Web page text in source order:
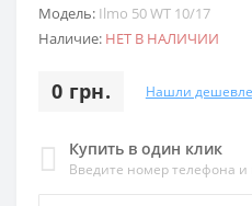
Модель: Ilmo 50 WT 10/17
Наличие: НЕТ В НАЛИЧИИ
0 грн. Нашли
Купить в один клик
Введите номер телефона